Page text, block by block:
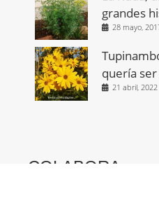
grandes
28 mayo,
quería
21 abril, 2022
COLABORA